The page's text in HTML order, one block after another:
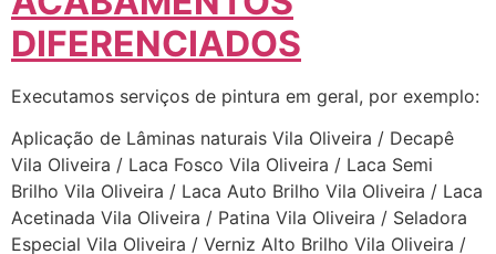
DIFERENCIADOS
Executamos serviços de pintura em geral, por exemplo:
Aplicação de Lâminas naturais Vila Oliveira / Decapê
Vila Oliveira / Laca Fosco Vila Oliveira / Laca Semi
Brilho Vila Oliveira / Laca Auto Brilho Vila Oliveira / Laca
Acetinada Vila Oliveira / Patina Vila Oliveira / Seladora
Especial Vila Oliveira / Verniz Alto Brilho Vila Oliveira /